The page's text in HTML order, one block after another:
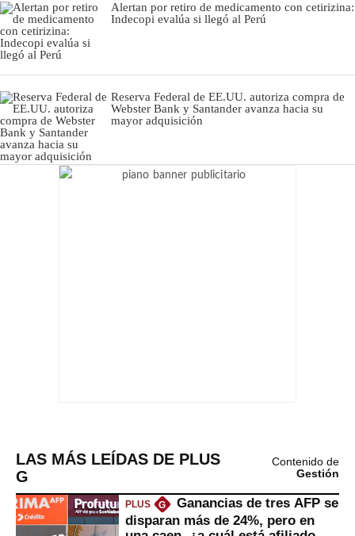
Alertan por retiro de medicamento con cetirizina:
Indecopi evalúa si llegó al Perú
Reserva Federal de EE.UU. autoriza compra de
Webster Bank y Santander avanza hacia su
mayor adquisición
LAS MÁS LEÍDAS DE PLUS
G
Contenido de
Gestión
PLUS G
Ganancias de tres AFP se
disparan más de 24%, pero en